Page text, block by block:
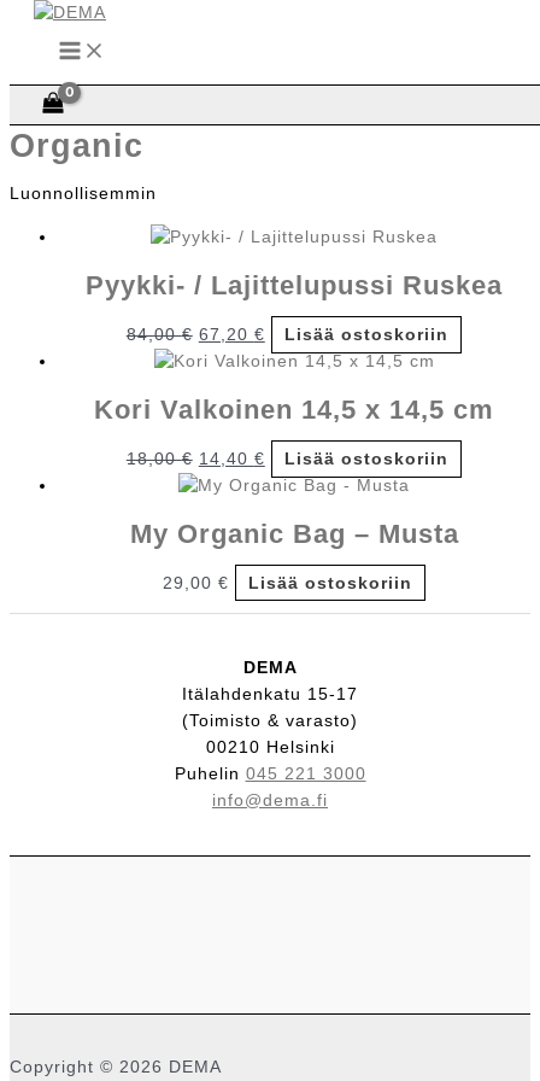
Siirry
sisältöön
Etusivu/Lisää.../ Organic
Organic
Luonnollisemmin
Pyykki- / Lajittelupussi Ruskea
84,00€ Alkuperäinen
hinta
84,00 €.
67,20 €Nykyinen
hinta
67,20 €.
Lisää ostoskoriin
Kori Valkoinen 14,5 x 14,5 cm
18,00€ Alkuperäinen
hinta
18,00 €.
14,40 €Nykyinen
hinta
14,40 €.
Lisää ostoskoriin
My Organic Bag – Musta
29,00 € Lisää ostoskoriin
DEMA
Itälahdenkatu 15-17
(Toimisto & varasto)
00210 Helsinki
Puhelin 045 221 3000
info@dema.fi
Copyright © 2026 DEMA